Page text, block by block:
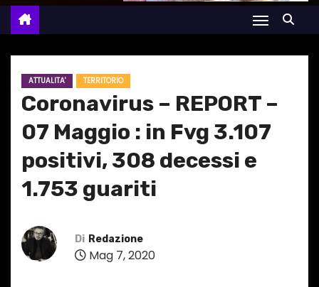
ATTUALITA' TERRITORIO
Coronavirus – REPORT –
07 Maggio : in Fvg 3.107
positivi, 308 decessi e
1.753 guariti
Di Redazione
Mag 7, 2020